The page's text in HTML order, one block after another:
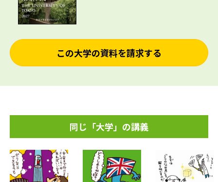
この大学の資料を請求する
同じ「大学」の講義